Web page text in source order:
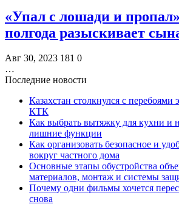
«Упал с лошади и
полгода разыскивает
Авг 30, 2023 181 0
…
Последние новости
Казахстан столкнулся с перебоями
КТК
Как выбрать вытяжку для кухни и
лишние функции
Как организовать безопасное и
вокруг частного дома
Основные этапы обустройства
материалов, монтаж и системы
Почему одни фильмы хочется
снова